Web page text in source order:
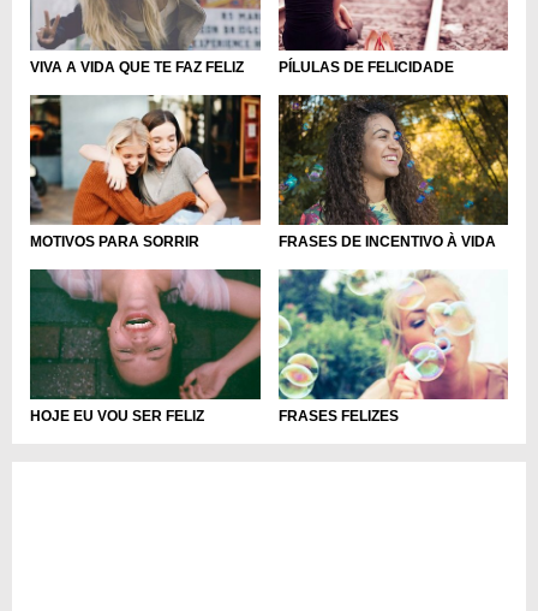
VIVA A VIDA QUE TE FAZ FELIZ PÍLULAS DE FELICIDADE
MOTIVOS PARA SORRIR FRASES DE INCENTIVO À VIDA
HOJE EU VOU SER FELIZ FRASES FELIZES